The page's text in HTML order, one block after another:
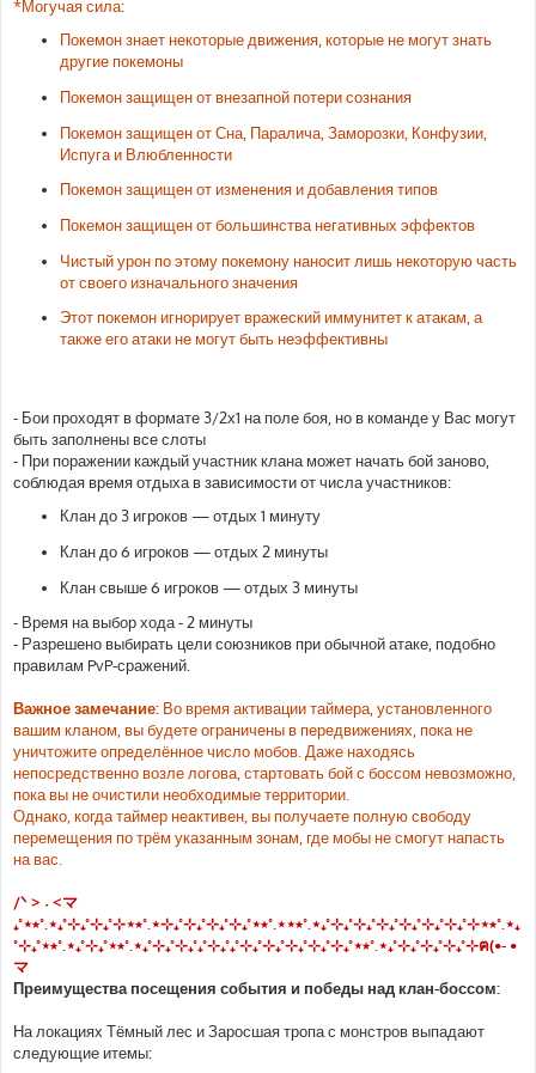
*Могучая сила:
Покемон знает некоторые движения, которые не могут знать
другие покемоны
Покемон защищен от внезапной потери сознания
Покемон защищен от Сна, Паралича, Заморозки, Конфузии,
Испуга и Влюбленности
Покемон защищен от изменения и добавления типов
Покемон защищен от большинства негативных эффектов
Чистый урон по этому покемону наносит лишь некоторую часть
от своего изначального значения
Этот покемон игнорирует вражеский иммунитет к атакам, а
также его атаки не могут быть неэффективны
- Бои проходят в формате 3/2х1 на поле боя, но в команде у Вас могут
быть заполнены все слоты
- При поражении каждый участник клана может начать бой заново,
соблюдая время отдыха в зависимости от числа участников:
Клан до 3 игроков — отдых 1 минуту
Клан до 6 игроков — отдых 2 минуты
Клан свыше 6 игроков — отдых 3 минуты
- Время на выбор хода - 2 минуты
- Разрешено выбирать цели союзников при обычной атаке, подобно
правилам PvP-сражений.
Важное замечание: Во время активации таймера, установленного
вашим кланом, вы будете ограничены в передвижениях, пока не
уничтожите определённое число мобов. Даже находясь
непосредственно возле логова, стартовать бой с боссом невозможно,
пока вы не очистили необходимые территории.
Однако, когда таймер неактивен, вы получаете полную свободу
перемещения по трём указанным зонам, где мобы не смогут напасть
на вас.
/ᐠ > ˕ <マ
₊˚⋆⭒˚.⋆₊˚⊹₊˚⊹₊˚⊹⋆⭒˚.⋆⊹₊˚⊹₊˚⊹₊˚⊹₊˚⋆⭒˚.⋆⋆⭒˚.⋆₊˚⊹₊˚⊹₊˚⊹₊˚⊹₊˚⊹₊˚⊹₊˚⊹⋆⭒˚.⋆₊
˚⊹₊˚⋆⭒˚.⋆₊˚⊹₊˚⋆⭒˚.⋆₊˚⊹₊˚⊹₊˚₊˚⊹₊˚₊˚⊹₊˚⊹₊˚⊹₊˚⊹₊˚⊹₊˚⋆⭒˚.⋆₊˚⊹₊˚⊹₊˚⊹₊˚⊹ฅ(•- •
マ
Преимущества посещения события и победы над клан-боссом:
На локациях Тёмный лес и Заросшая тропа с монстров выпадают
следующие итемы: